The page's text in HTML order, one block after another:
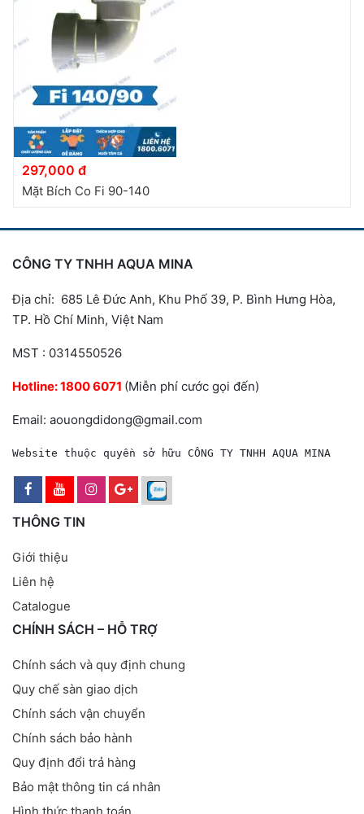
297,000 đ
Mặt Bích Co Fi 90-140
CÔNG TY TNHH AQUA MINA
Địa chỉ: 685 Lê Đức Anh, Khu Phố 39, P. Bình Hưng Hòa,
TP. Hồ Chí Minh, Việt Nam
MST : 0314550526
Hotline:1800 6071 (Miễn phí cước gọi đến)
Email: aouongdidong@gmail.com
Website thuộc quyền sở hữu CÔNG TY TNHH AQUA MINA
THÔNG TIN
Giới thiệu
Liên hệ
Catalogue
CHÍNH SÁCH – HỖ TRỢ
Chính sách và quy định chung
Quy chế sàn giao dịch
Chính sách vận chuyển
Chính sách bảo hành
Quy định đổi trả hàng
Bảo mật thông tin cá nhân